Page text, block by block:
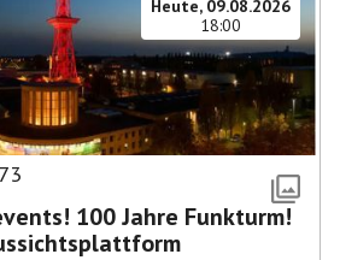
Heute, 09.08.2026
18:00
73
100 Jahre Funkturm!